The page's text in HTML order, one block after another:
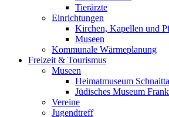
Tierärzte
Einrichtungen
Kirchen, Kapellen und
Museen
Kommunale Wärmeplanung
Freizeit & Tourismus
Museen
Heimatmuseum
Jüdisches Museum
Vereine
Jugendtreff